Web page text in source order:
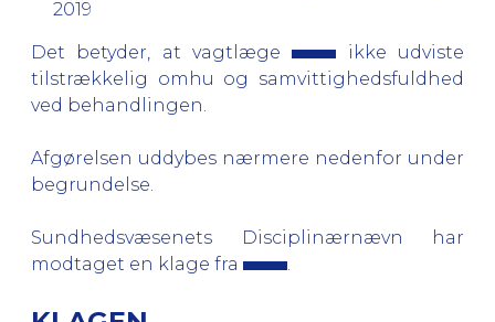
2019
Det betyder, at vagtlæge
ikke udviste
tilstrækkelig omhu og samvittighedsfuldhed
ved behandlingen.
Afgørelsen uddybes nærmere nedenfor under
begrundelse.
Sundhedsvæsenets Disciplinærnævn har
modtaget en klage fra